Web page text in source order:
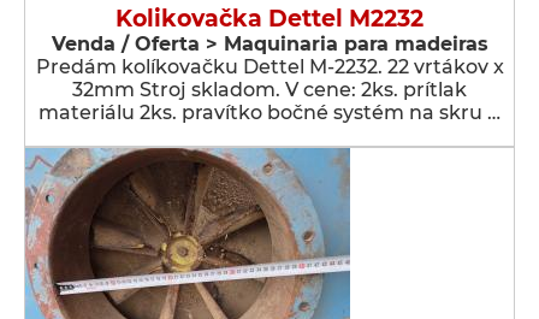
Kolikovačka Dettel M2232
Venda / Oferta > Maquinaria para madeiras
Predám kolíkovačku Dettel M-2232. 22 vrtákov x
32mm Stroj skladom. V cene: 2ks. prítlak
materiálu 2ks. pravítko bočné systém na skru …